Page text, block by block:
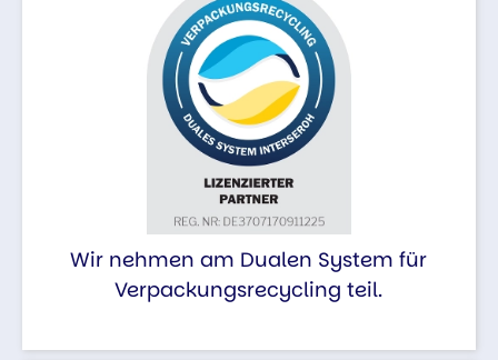
Wir nehmen am Dualen System für
Verpackungsrecycling teil.